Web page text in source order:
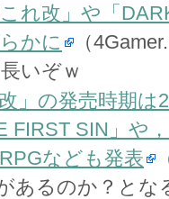
れ改」や「
かに
（
いぞｗ
」の発売時期
FIRST SIN」や
なども発表
あるのか？と